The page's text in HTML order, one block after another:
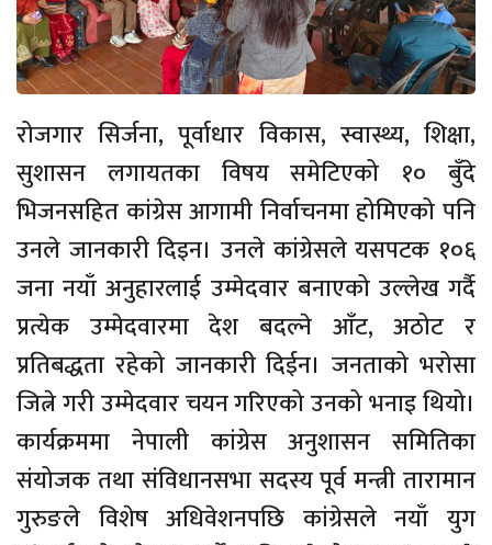
रोजगार सिर्जना, पूर्वाधार विकास, स्वास्थ्य, शिक्षा,
सुशासन लगायतका विषय समेटिएको १० बुँदे
भिजनसहित कांग्रेस आगामी निर्वाचनमा होमिएको पनि
उनले जानकारी दिइन। उनले कांग्रेसले यसपटक १०६
जना नयाँ अनुहारलाई उम्मेदवार बनाएको उल्लेख गर्दै
प्रत्येक उम्मेदवारमा देश बदल्ने आँट, अठोट र
प्रतिबद्धता रहेको जानकारी दिईन। जनताको भरोसा
जित्ने गरी उम्मेदवार चयन गरिएको उनको भनाइ थियो।
कार्यक्रममा नेपाली कांग्रेस अनुशासन समितिका
संयोजक तथा संविधानसभा सदस्य पूर्व मन्त्री तारामान
गुरुङले विशेष अधिवेशनपछि कांग्रेसले नयाँ युग